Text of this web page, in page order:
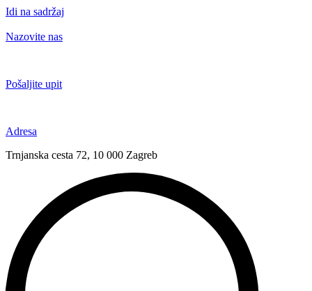
Idi na sadržaj
Nazovite nas
Pošaljite upit
Adresa
Trnjanska cesta 72, 10 000 Zagreb